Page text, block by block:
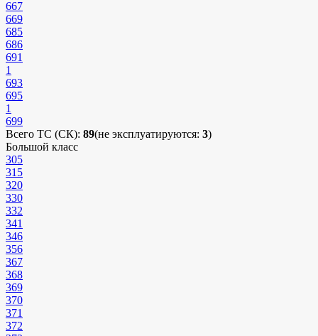
667
669
685
686
691
1
693
695
1
699
Всего ТС (СК): 89(не эксплуатируются: 3)
Большой класс
305
315
320
330
332
341
346
356
367
368
369
370
371
372